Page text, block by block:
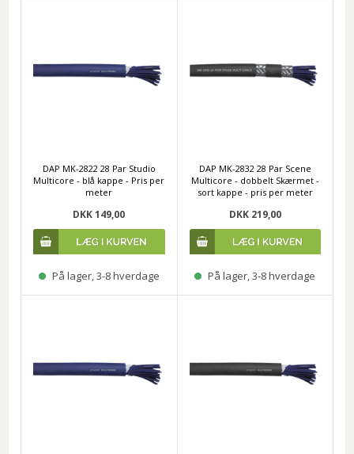
DAP MK-2822 28 Par Studio
Multicore - blå kappe - Pris per
meter
DKK 149,00
På lager, 3-8 hverdage
DAP MK-2832 28 Par Scene
Multicore - dobbelt Skærmet -
sort kappe - pris per meter
DKK 219,00
På lager, 3-8 hverdage